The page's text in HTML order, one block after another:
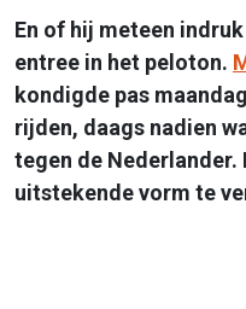
En of hij meteen
entree in het peloton.
kondigde pas
rijden, daags nadien
tegen de Nederlander.
uitstekende vorm te